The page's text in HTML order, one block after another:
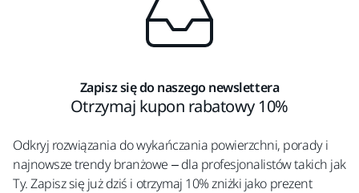
Zapisz się do naszego newslettera
Otrzymaj kupon rabatowy 10%
Odkryj rozwiązania do wykańczania powierzchni, porady i
najnowsze trendy branżowe – dla profesjonalistów takich jak
Ty. Zapisz się już dziś i otrzymaj 10% zniżki jako prezent